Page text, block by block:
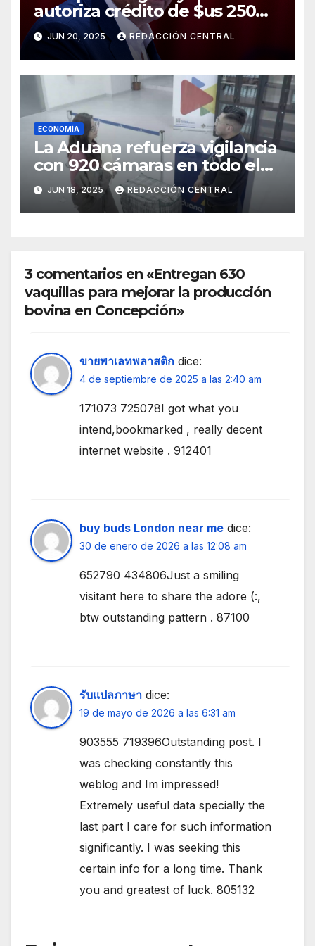
autoriza crédito de $us 250
millones del BID para
emergencias
JUN 20, 2025 REDACCIÓN CENTRAL
ECONOMÍA
La Aduana refuerza vigilancia
con 920 cámaras en todo el
país
JUN 18, 2025 REDACCIÓN CENTRAL
3 comentarios en «Entregan 630
vaquillas para mejorar la producción
bovina en Concepción»
ขายพาเลทพลาสติก dice:
4 de septiembre de 2025 a las 2:40 am
171073 725078I got what you
intend,bookmarked , really decent
internet website . 912401
buy buds London near me dice:
30 de enero de 2026 a las 12:08 am
652790 434806Just a smiling
visitant here to share the adore (:,
btw outstanding pattern . 87100
รับแปลภาษา dice:
19 de mayo de 2026 a las 6:31 am
903555 719396Outstanding post. I
was checking constantly this
weblog and Im impressed!
Extremely useful data specially the
last part I care for such information
significantly. I was seeking this
certain info for a long time. Thank
you and greatest of luck. 805132